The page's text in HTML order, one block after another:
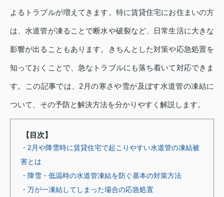
よるトラブルが増えてきます。特に賃貸住宅にお住まいの方
は、水道管が凍ることで断水や破裂など、日常生活に大きな
影響が出ることもあります。きちんとした対策や応急処置を
知っておくことで、急なトラブルにも落ち着いて対応できま
す。この記事では、2月の寒さや雪が及ぼす水道管の凍結に
ついて、その予防と解決方法を分かりやすく解説します。
【目次】
・2月や降雪時に賃貸住宅で起こりやすい水道管の凍結被
害とは
・降雪・低温時の水道管凍結を防ぐ基本の対策方法
・万が一凍結してしまった場合の応急処置